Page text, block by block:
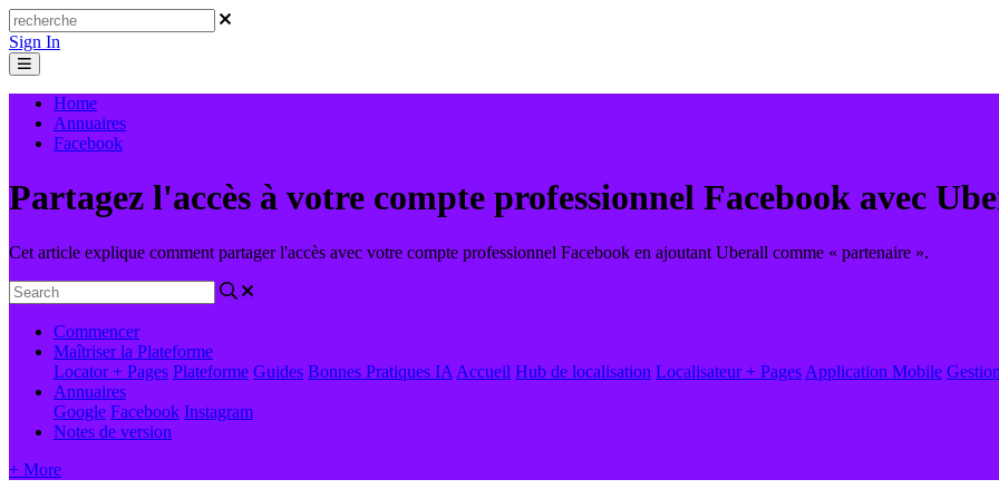
Sign In
Home
Annuaires
Facebook
Partagez l'accès à votre compte professionnel Facebook avec
Cet article explique comment partager l'accès avec votre compte professionnel Facebook en ajoutant Uberall comme « partenaire ».
Commencer
Maîtriser la Plateforme
Locator + Pages Plateforme Guides Bonnes Pratiques IA Accueil Hub de localisation Localisateur + Pages Application Mobile
Annuaires
Google Facebook Instagram
Notes de version
+ More